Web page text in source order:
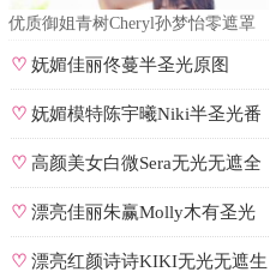
优质御姐青树Cheryl孙梦怡零遮罩
♡妩媚佳丽佟蔓半圣光原图
♡妩媚模特陈宇曦Niki半圣光番
号
♡高颜美女白微Sera无光无遮全
集
♡漂亮佳丽朱赢Molly木有圣光
原图
♡漂亮红颜诗诗KIKI无光无遮生